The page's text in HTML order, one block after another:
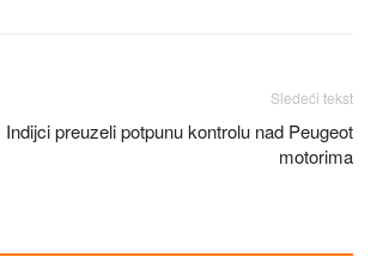
Sledeći tekst
Indijci preuzeli potpunu kontrolu nad Peugeot
motorima